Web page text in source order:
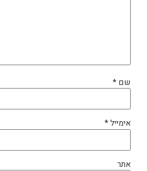
שם *
אימייל*
אתר